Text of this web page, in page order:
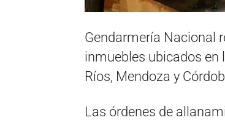
Gendarmería Nacional
inmuebles ubicados en
Ríos, Mendoza y
Las órdenes de